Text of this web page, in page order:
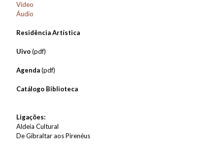
Vídeo
Áudio
Residência Artística
Uivo(pdf)
Agenda(pdf)
Catálogo Biblioteca
Ligações:
Aldeia Cultural
De Gibraltar aos Pirenéus